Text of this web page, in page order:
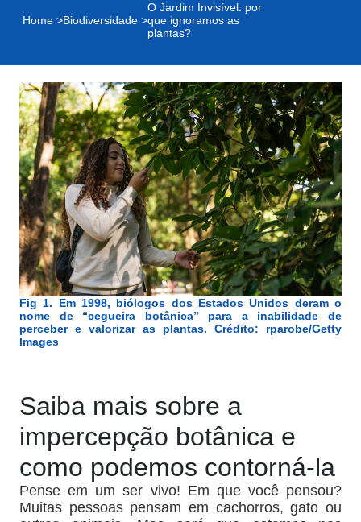
Home >Biodiversidade >
O Jardim Invisível: por
que ignoramos as
plantas?
Fig 1. Em 1998, biólogos dos Estados Unidos deram o
nome de “cegueira botânica” para a inabilidade de
perceber e valorizar as plantas. Crédito: rparobe/Getty
Images
Saiba mais sobre a
impercepção botânica e
como podemos contorná-la
Pense em um ser vivo! Em que você pensou?
Muitas pessoas pensam em cachorros, gato ou